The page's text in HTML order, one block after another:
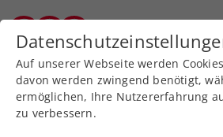
Zurück zur Newsübersicht
Turniere
Auf unserer Webseite werden
davon werden zwingend benötigt,
ermöglichen, Ihre Nutzererfahrung
zu verbessern.